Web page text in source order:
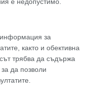
е недопустимо.
информация за
както и обективна
трябва да съдържа
да позволи